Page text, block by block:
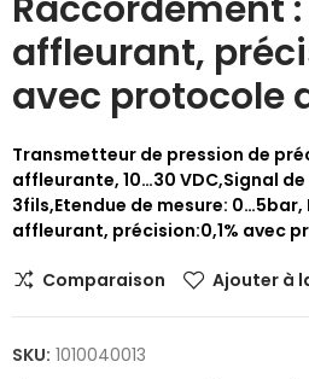
affleurant,
avec protocole
Transmetteur de pression de
affleurante, 10…30 VDC,Signal
3fils,Etendue de mesure: 0…5bar,
affleurant, précision:0,1% avec
Comparaison Ajouter à
SKU: 1010040013